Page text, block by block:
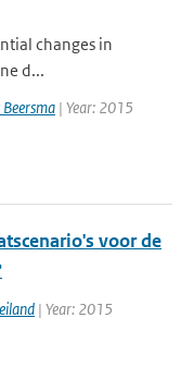
changes in
d...
Beersma | Year: 2015
voor de
| Year: 2015